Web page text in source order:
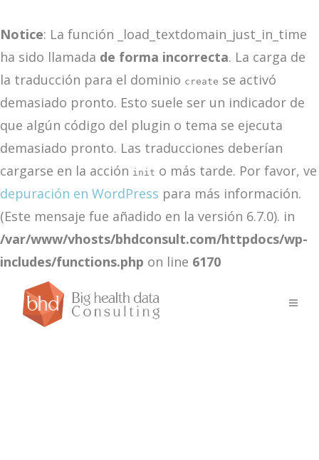
Notice: La función _load_textdomain_just_in_time
ha sido llamada de forma incorrecta. La carga de
la traducción para el dominio create se activó
demasiado pronto. Esto suele ser un indicador de
que algún código del plugin o tema se ejecuta
demasiado pronto. Las traducciones deberían
cargarse en la acción init o más tarde. Por favor, ve
depuración en WordPress para más información.
(Este mensaje fue añadido en la versión 6.7.0). in
/var/www/vhosts/bhdconsult.com/httpdocs/wp-
includes/functions.php on line 6170